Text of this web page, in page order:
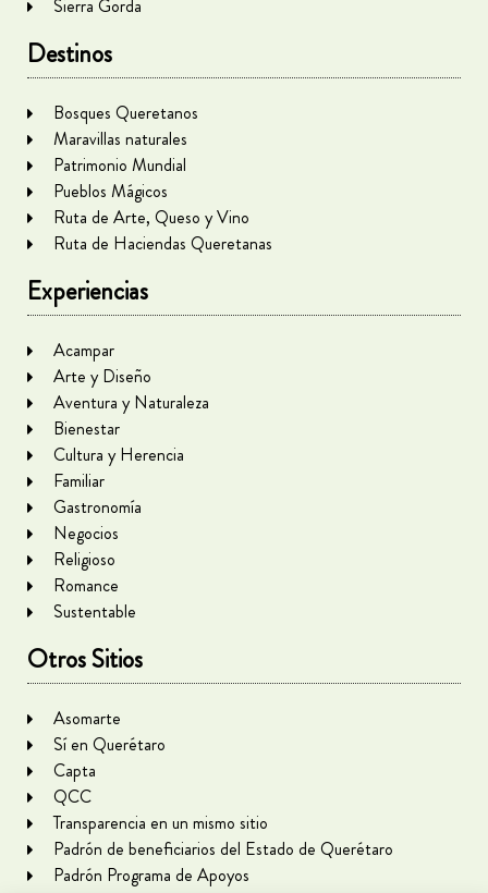
Sierra Gorda
Destinos
Bosques Queretanos
Maravillas naturales
Patrimonio Mundial
Pueblos Mágicos
Ruta de Arte, Queso y Vino
Ruta de Haciendas Queretanas
Experiencias
Acampar
Arte y Diseño
Aventura y Naturaleza
Bienestar
Cultura y Herencia
Familiar
Gastronomía
Negocios
Religioso
Romance
Sustentable
Otros Sitios
Asomarte
Sí en Querétaro
Capta
QCC
Transparencia en un mismo sitio
Padrón de beneficiarios del Estado de Querétaro
Padrón Programa de Apoyos